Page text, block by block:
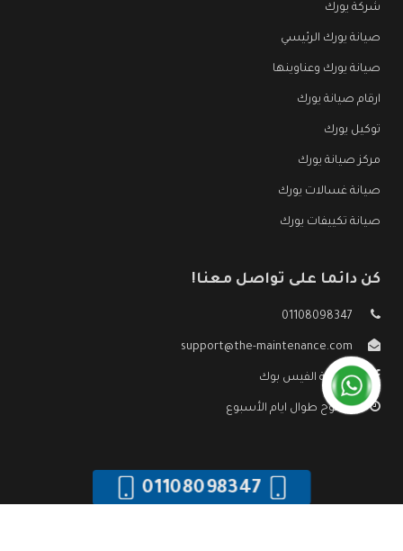
شركة يورك
صيانة يورك الرئيسي
صيانة يورك وعناوينها
ارقام صيانة يورك
توكيل يورك
مركز صيانة يورك
صيانة غسالات يورك
صيانة تكييفات يورك
كن دائما على تواصل معنا!
01108098347
support@the-maintenance.com
صفحة الفيس بوك
مفتوح طوال ايام الأسبوع
01108098347